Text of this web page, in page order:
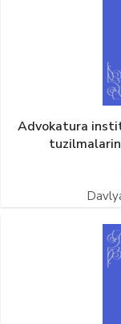
Advokatura